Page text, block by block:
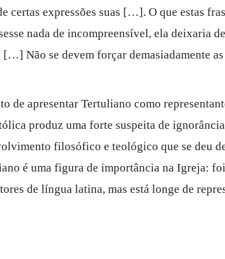
certas expressões suas […]. O que estas
nada de incompreensível, ela deixaria
[…] Não se devem forçar demasiadamente
de apresentar Tertuliano como
produz uma forte suspeita de
filosófico e teológico que se deu
é uma figura de importância na Igreja:
de língua latina, mas está longe de